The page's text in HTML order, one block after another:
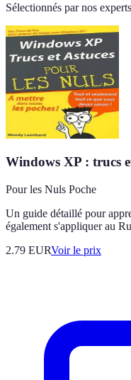
Sélectionnés par nos experts
Windows XP : trucs
Pour les Nuls Poche
Un guide détaillé pour
également s'appliquer au
2.79 EURVoir le prix